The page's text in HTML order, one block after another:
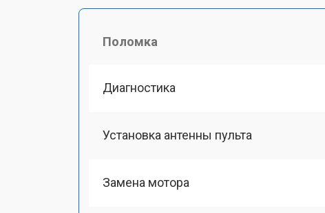
Поломка
Диагностика
Установка антенны пульта
Замена мотора